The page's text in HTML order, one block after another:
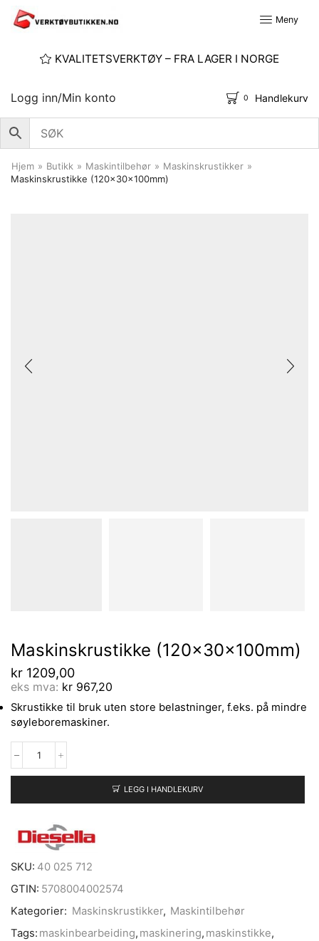
Meny
KVALITETSVERKTØY – FRA LAGER I NORGE
Logg inn/Min konto 0 Handlekurv
Hjem » Butikk » Maskintilbehør » Maskinskrustikker »
Maskinskrustikke (120x30x100mm)
Maskinskrustikke (120x30x100mm)
kr 1209,00
eks mva: kr 967,20
Skrustikke til bruk uten store belastninger, f.eks. på mindre
søyleboremaskiner.
LEGG I HANDLEKURV
SKU: 40 025 712
GTIN: 5708004002574
Kategorier: Maskinskrustikker, Maskintilbehør
Tags: maskinbearbeiding, maskinering, maskinstikke,